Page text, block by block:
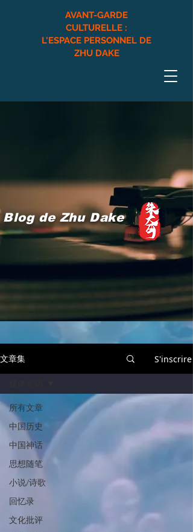
AVANT-GARDE
CULTURELLE :
L'ESPACE PERSONNEL DE
ZHU DAKE
​Blog de Zhu Dake
文章集 S'inscrire
所有文章
中国历史
中国神话
思想随笔
小说/诗歌
回忆录
文化批评